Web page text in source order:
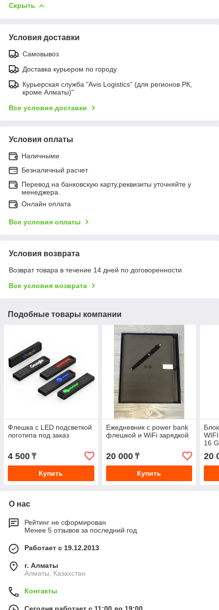
Скрыть
Условия доставки
Самовывоз
Доставка курьером по городу
Курьерская служба "Avis Logistics" (для регионов РК,
кроме Алматы)"
Все условия доставки
Условия оплаты
Наличными
Безналичный расчет
Перевод на банковскую карту,реквизиты уточняйте у
менеджера.
Онлайн оплата
Все условия оплаты
Условия возврата
Возврат товара в течение 14 дней по договоренности
Все условия возврата
Подобные товары компании
Флешка с LED подсветкой
логотипа под заказ
4 500 ₸
Купить
Ежедневник с power bank
флешкой и WiFi зарядкой
20 000₸
Купить
16
20
О нас
Рейтинг не сформирован
Менее 5 отзывов за последний год
Работает с 19.12.2013
г. Алматы
Алматы, Казахстан
Контакты